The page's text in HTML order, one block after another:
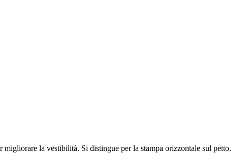
la vestibilità. Si distingue per la stampa orizzontale sul petto.